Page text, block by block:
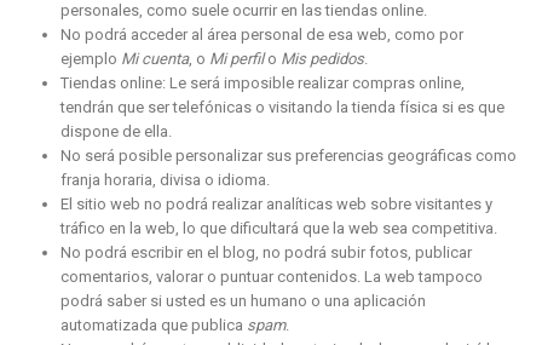
personales, como suele ocurrir en las tiendas online.
No podrá acceder al área personal de esa web, como por
ejemplo Mi cuenta, o Mi perfilo Mis pedidos.
Tiendas online: Le será imposible realizar compras online,
tendrán que ser telefónicas o visitando la tienda física si es que
dispone de ella.
No será posible personalizar sus preferencias geográficas como
franja horaria, divisa o idioma.
El sitio web no podrá realizar analíticas web sobre visitantes y
tráfico en la web, lo que dificultará que la web sea competitiva.
No podrá escribir en el blog, no podrá subir fotos, publicar
comentarios, valorar o puntuar contenidos. La web tampoco
podrá saber si usted es un humano o una aplicación
automatizada que publica spam.